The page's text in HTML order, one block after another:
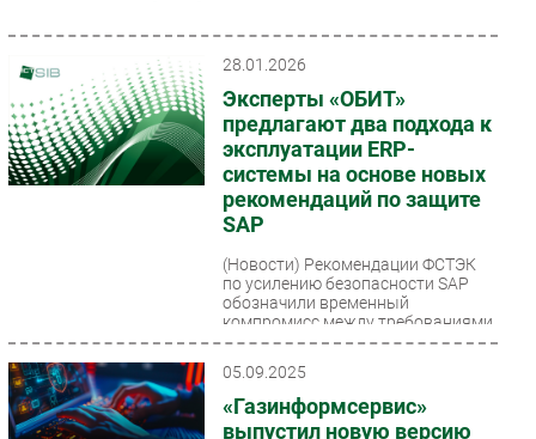
Безопасность
Инновации
CIO/Управление ИТ
Гаджеты
Аналитика
Интервью
Мероприятия
28.01.2026
Эксперты «ОБИТ»
предлагают два подхода к
эксплуатации ERP-
системы на основе новых
рекомендаций по защите
SAP
(Новости) Рекомендации ФСТЭК
по усилению безопасности SAP
обозначили временный
компромисс между требованиями
импортозамещения и реальными
05.09.2025
«Газинформсервис»
выпустил новую версию